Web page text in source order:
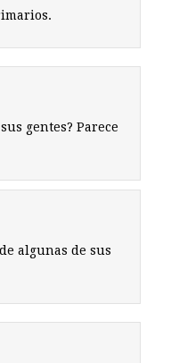
gentes? Parece
algunas de sus